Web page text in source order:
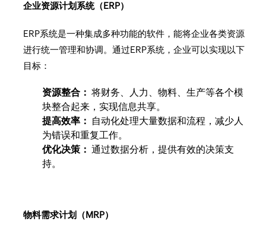
企业资源计划系统（ERP）
ERP系统是一种集成多种功能的软件，能将企业各类资源
进行统一管理和协调。通过ERP系统，企业可以实现以下
目标：
资源整合： 将财务、人力、物料、生产等各个模
块整合起来，实现信息共享。
提高效率： 自动化处理大量数据和流程，减少人
为错误和重复工作。
优化决策： 通过数据分析，提供有效的决策支
持。
物料需求计划（MRP）